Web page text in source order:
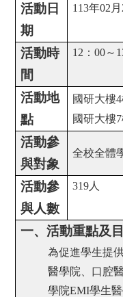
活動日
期
113年02 月
活動時
間
12 ：00～
活動地
點
國研大樓4
國研大樓7
活動參
與對象
全校全體
活動參
與人數
319 人
一、活動重點及
為促進學生提
醫學院、口腔
學院EMI學生